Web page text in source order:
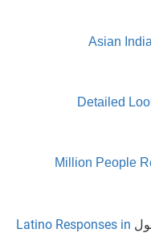
Asian
Detailed
3.5 Million
Latino Responses in